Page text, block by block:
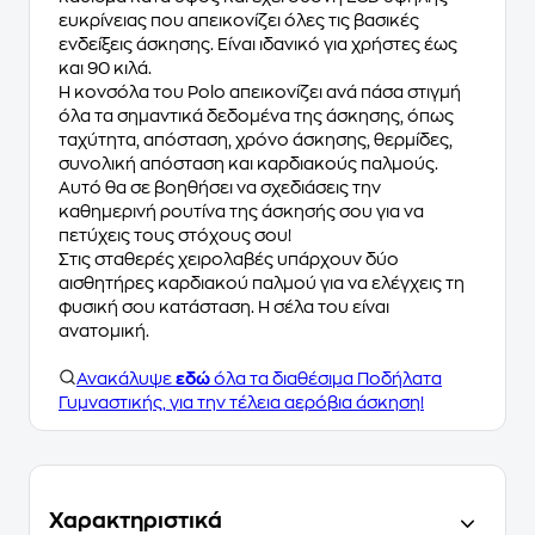
ευκρίνειας που απεικονίζει όλες τις βασικές
ενδείξεις άσκησης. Είναι ιδανικό για χρήστες έως
και 90 κιλά.
Η κονσόλα του Polo απεικονίζει ανά πάσα στιγμή
όλα τα σημαντικά δεδομένα της άσκησης, όπως
ταχύτητα, απόσταση, χρόνο άσκησης, θερμίδες,
συνολική απόσταση και καρδιακούς παλμούς.
Αυτό θα σε βοηθήσει να σχεδιάσεις την
καθημερινή ρουτίνα της άσκησής σου για να
πετύχεις τους στόχους σου!
Στις σταθερές χειρολαβές υπάρχουν δύο
αισθητήρες καρδιακού παλμού για να ελέγχεις τη
φυσική σου κατάσταση. Η σέλα του είναι
ανατομική.
Ανακάλυψε εδώ όλα τα διαθέσιμα Ποδήλατα
Γυμναστικής, για την τέλεια αερόβια άσκηση!
Χαρακτηριστικά